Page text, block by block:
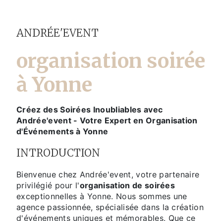
ANDRÉE'EVENT
organisation soirée
à Yonne
Créez des Soirées Inoubliables avec
Andrée'event - Votre Expert en Organisation
d'Événements à Yonne
INTRODUCTION
Bienvenue chez Andrée'event, votre partenaire
privilégié pour l'organisation de soirées
exceptionnelles à Yonne. Nous sommes une
agence passionnée, spécialisée dans la création
d'événements uniques et mémorables. Que ce